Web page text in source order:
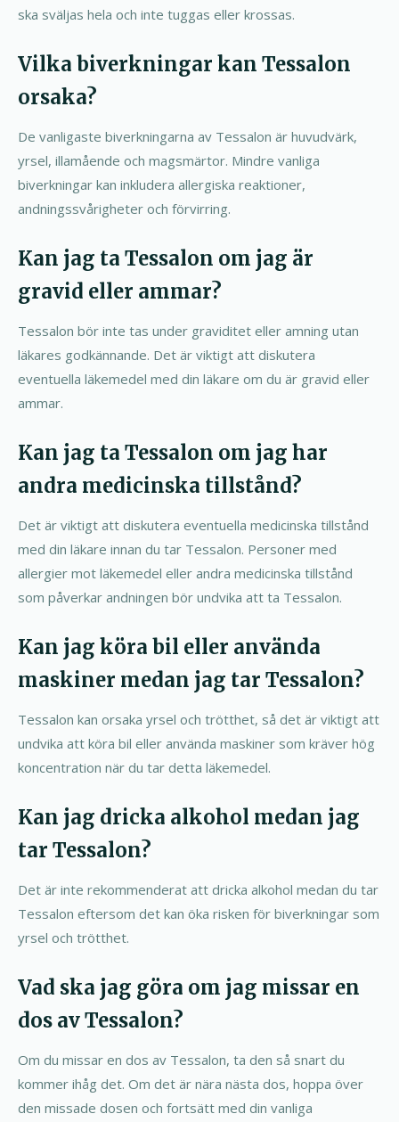
ska sväljas hela och inte tuggas eller krossas.
Vilka biverkningar kan Tessalon
orsaka?
De vanligaste biverkningarna av Tessalon är huvudvärk,
yrsel, illamående och magsmärtor. Mindre vanliga
biverkningar kan inkludera allergiska reaktioner,
andningssvårigheter och förvirring.
Kan jag ta Tessalon om jag är
gravid eller ammar?
Tessalon bör inte tas under graviditet eller amning utan
läkares godkännande. Det är viktigt att diskutera
eventuella läkemedel med din läkare om du är gravid eller
ammar.
Kan jag ta Tessalon om jag har
andra medicinska tillstånd?
Det är viktigt att diskutera eventuella medicinska tillstånd
med din läkare innan du tar Tessalon. Personer med
allergier mot läkemedel eller andra medicinska tillstånd
som påverkar andningen bör undvika att ta Tessalon.
Kan jag köra bil eller använda
maskiner medan jag tar Tessalon?
Tessalon kan orsaka yrsel och trötthet, så det är viktigt att
undvika att köra bil eller använda maskiner som kräver hög
koncentration när du tar detta läkemedel.
Kan jag dricka alkohol medan jag
tar Tessalon?
Det är inte rekommenderat att dricka alkohol medan du tar
Tessalon eftersom det kan öka risken för biverkningar som
yrsel och trötthet.
Vad ska jag göra om jag missar en
dos av Tessalon?
Om du missar en dos av Tessalon, ta den så snart du
kommer ihåg det. Om det är nära nästa dos, hoppa över
den missade dosen och fortsätt med din vanliga